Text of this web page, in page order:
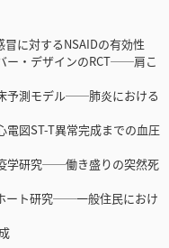
対するNSAIDの有効性
・デザインのRCT──肩こ
測モデル──肺炎における
ST-T異常完成までの血圧
研究──働き盛りの突然死
ト研究──一般住民におけ